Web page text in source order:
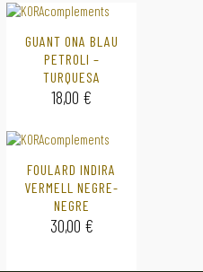
GUANT ONA BLAU
PETROLI –
TURQUESA
18,00 €
FOULARD INDIRA
VERMELL NEGRE-
NEGRE
30,00 €